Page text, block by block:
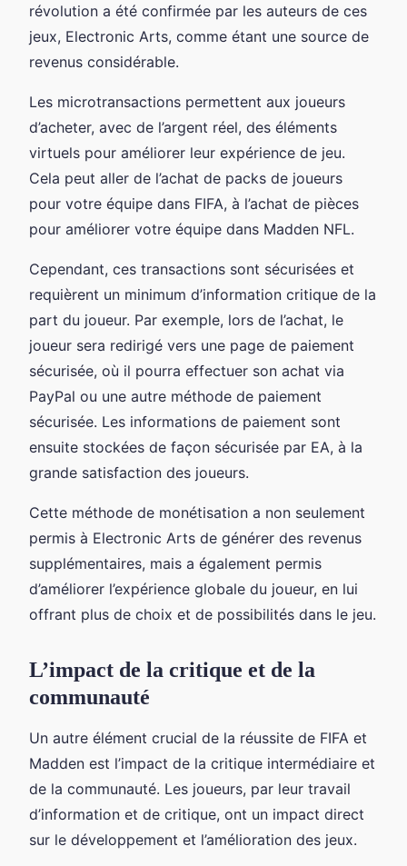
révolution a été confirmée par les auteurs de ces
jeux, Electronic Arts, comme étant une source de
revenus considérable.
Les microtransactions permettent aux joueurs
d’acheter, avec de l’argent réel, des éléments
virtuels pour améliorer leur expérience de jeu.
Cela peut aller de l’achat de packs de joueurs
pour votre équipe dans FIFA, à l’achat de pièces
pour améliorer votre équipe dans Madden NFL.
Cependant, ces transactions sont sécurisées et
requièrent un minimum d’information critique de la
part du joueur. Par exemple, lors de l’achat, le
joueur sera redirigé vers une page de paiement
sécurisée, où il pourra effectuer son achat via
PayPal ou une autre méthode de paiement
sécurisée. Les informations de paiement sont
ensuite stockées de façon sécurisée par EA, à la
grande satisfaction des joueurs.
Cette méthode de monétisation a non seulement
permis à Electronic Arts de générer des revenus
supplémentaires, mais a également permis
d’améliorer l’expérience globale du joueur, en lui
offrant plus de choix et de possibilités dans le jeu.
L’impact de la critique et de la
communauté
Un autre élément crucial de la réussite de FIFA et
Madden est l’impact de la critique intermédiaire et
de la communauté. Les joueurs, par leur travail
d’information et de critique, ont un impact direct
sur le développement et l’amélioration des jeux.